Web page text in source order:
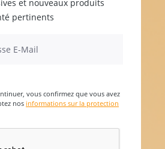
et nouveaux produits
pertinents
vous confirmez que vous avez
nos informations sur la protection